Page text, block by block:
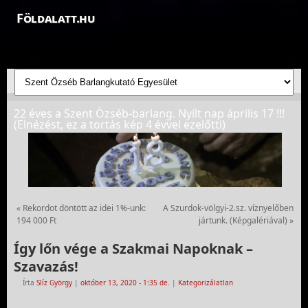
Földalatt.hu
Felfedezések a föld alatt - feltáró barlangkutatások
22 éves a Szent Özséb-barlang. Nyílt nap április 17 !!!
(Elnézést, ez a tortás kép 4 évvel ezelőtti)
« Rekordot döntött az idei 1%-unk:
194 000 Ft
A Szurdok-völgyi-2.sz. víznyelőben
jártunk. (Képgalériával) »
Így lőn vége a Szakmai Napoknak –
Szavazás!
Írta Slíz György | október 13, 2020 - 1:35 de. | Kategorizálatlan